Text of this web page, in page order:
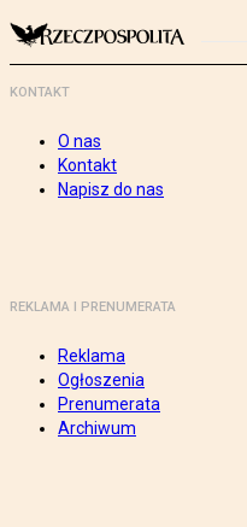
KONTAKT
O nas
Kontakt
Napisz do nas
REKLAMA I PRENUMERATA
Reklama
Ogłoszenia
Prenumerata
Archiwum